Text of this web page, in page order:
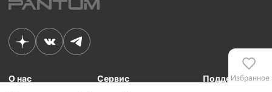
Избранное
О нас Сервис Поддержка